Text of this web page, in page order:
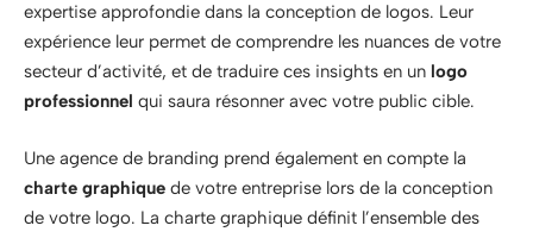
expertise approfondie dans la conception de logos. Leur
expérience leur permet de comprendre les nuances de votre
secteur d’activité, et de traduire ces insights en un logo
professionnel qui saura résonner avec votre public cible.
Une agence de branding prend également en compte la
charte graphique de votre entreprise lors de la conception
de votre logo. La charte graphique définit l’ensemble des